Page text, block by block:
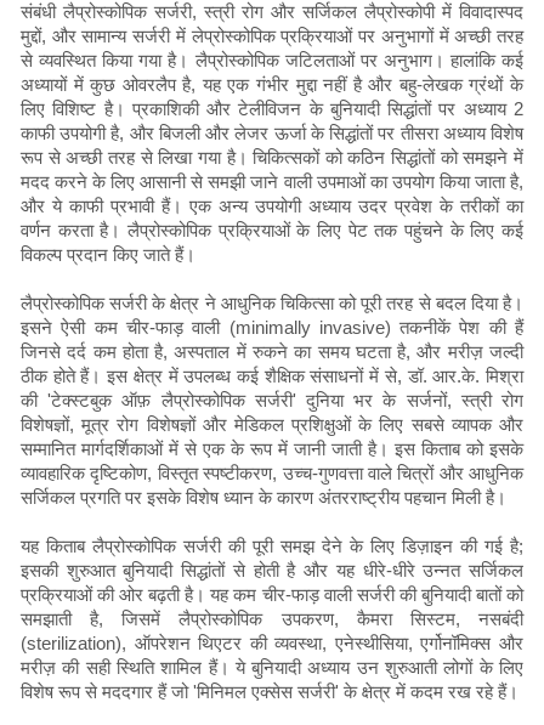
संबंधी लैप्रोस्कोपिक सर्जरी, स्त्री रोग और सर्जिकल लैप्रोस्कोपी में विवादास्पद
मुद्दों, और सामान्य सर्जरी में लेप्रोस्कोपिक प्रक्रियाओं पर अनुभागों में अच्छी तरह
से व्यवस्थित किया गया है। लैप्रोस्कोपिक जटिलताओं पर अनुभाग। हालांकि कई
अध्यायों में कुछ ओवरलैप है, यह एक गंभीर मुद्दा नहीं है और बहु-लेखक ग्रंथों के
लिए विशिष्ट है। प्रकाशिकी और टेलीविजन के बुनियादी सिद्धांतों पर अध्याय 2
काफी उपयोगी है, और बिजली और लेजर ऊर्जा के सिद्धांतों पर तीसरा अध्याय विशेष
रूप से अच्छी तरह से लिखा गया है। चिकित्सकों को कठिन सिद्धांतों को समझने में
मदद करने के लिए आसानी से समझी जाने वाली उपमाओं का उपयोग किया जाता है,
और ये काफी प्रभावी हैं। एक अन्य उपयोगी अध्याय उदर प्रवेश के तरीकों का
वर्णन करता है। लैप्रोस्कोपिक प्रक्रियाओं के लिए पेट तक पहुंचने के लिए कई
विकल्प प्रदान किए जाते हैं।
लैप्रोस्कोपिक सर्जरी के क्षेत्र ने आधुनिक चिकित्सा को पूरी तरह से बदल दिया है।
इसने ऐसी कम चीर-फाड़ वाली (minimally invasive) तकनीकें पेश की हैं
जिनसे दर्द कम होता है, अस्पताल में रुकने का समय घटता है, और मरीज़ जल्दी
ठीक होते हैं। इस क्षेत्र में उपलब्ध कई शैक्षिक संसाधनों में से, डॉ. आर.के. मिश्रा
की 'टेक्स्टबुक ऑफ़ लैप्रोस्कोपिक सर्जरी' दुनिया भर के सर्जनों, स्त्री रोग
विशेषज्ञों, मूत्र रोग विशेषज्ञों और मेडिकल प्रशिक्षुओं के लिए सबसे व्यापक और
सम्मानित मार्गदर्शिकाओं में से एक के रूप में जानी जाती है। इस किताब को इसके
व्यावहारिक दृष्टिकोण, विस्तृत स्पष्टीकरण, उच्च-गुणवत्ता वाले चित्रों और आधुनिक
सर्जिकल प्रगति पर इसके विशेष ध्यान के कारण अंतरराष्ट्रीय पहचान मिली है।
यह किताब लैप्रोस्कोपिक सर्जरी की पूरी समझ देने के लिए डिज़ाइन की गई है;
इसकी शुरुआत बुनियादी सिद्धांतों से होती है और यह धीरे-धीरे उन्नत सर्जिकल
प्रक्रियाओं की ओर बढ़ती है। यह कम चीर-फाड़ वाली सर्जरी की बुनियादी बातों को
समझाती है, जिसमें लैप्रोस्कोपिक उपकरण, कैमरा सिस्टम, नसबंदी
(sterilization), ऑपरेशन थिएटर की व्यवस्था, एनेस्थीसिया, एर्गोनॉमिक्स और
मरीज़ की सही स्थिति शामिल हैं। ये बुनियादी अध्याय उन शुरुआती लोगों के लिए
विशेष रूप से मददगार हैं जो 'मिनिमल एक्सेस सर्जरी' के क्षेत्र में कदम रख रहे हैं।